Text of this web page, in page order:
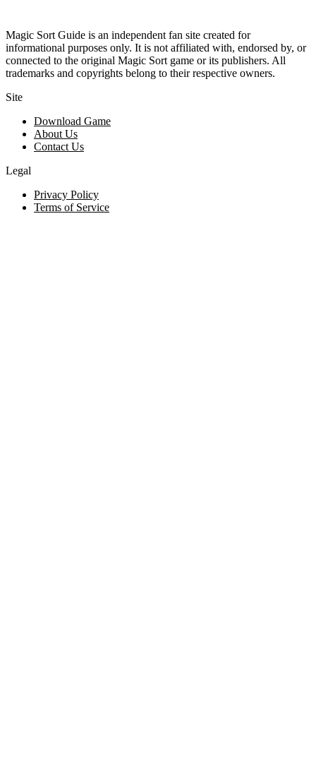
Magic Sort Guide is an independent fan site created for
informational purposes only. It is not affiliated with, endorsed by, or
connected to the original Magic Sort game or its publishers. All
trademarks and copyrights belong to their respective owners.
Site
Download Game
About Us
Contact Us
Legal
Privacy Policy
Terms of Service